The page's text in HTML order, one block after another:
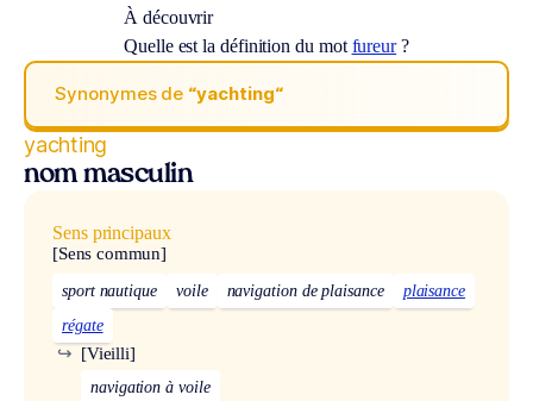
À découvrir
Quelle est la définition du mot fureur?
Synonymes de “yachting“
yachting
nom masculin
Sens principaux
[Sens commun]
sport nautique voile navigation de plaisance
plaisance
régate
[Vieilli]
↪
navigation à voile